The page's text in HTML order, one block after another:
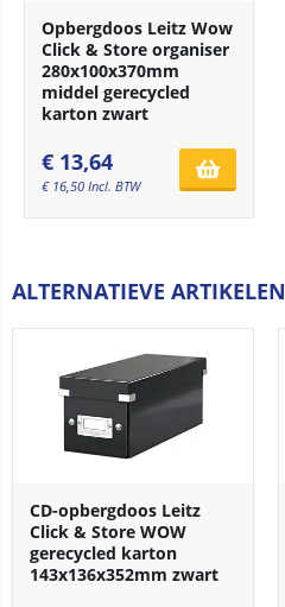
Opbergdoos Leitz Wow
Click & Store organiser
280x100x370mm
middel gerecycled
karton zwart
€ 13,64
€ 16,50 Incl. BTW
ALTERNATIEVE ARTIKELEN
CD-opbergdoos Leitz
Click & Store WOW
gerecycled karton
143x136x352mm zwart